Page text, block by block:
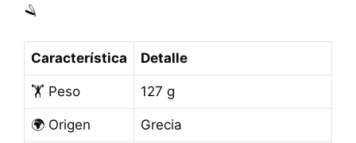
🪒
Característica Detalle
🏋️ Peso 127 g
🌍 Origen Grecia